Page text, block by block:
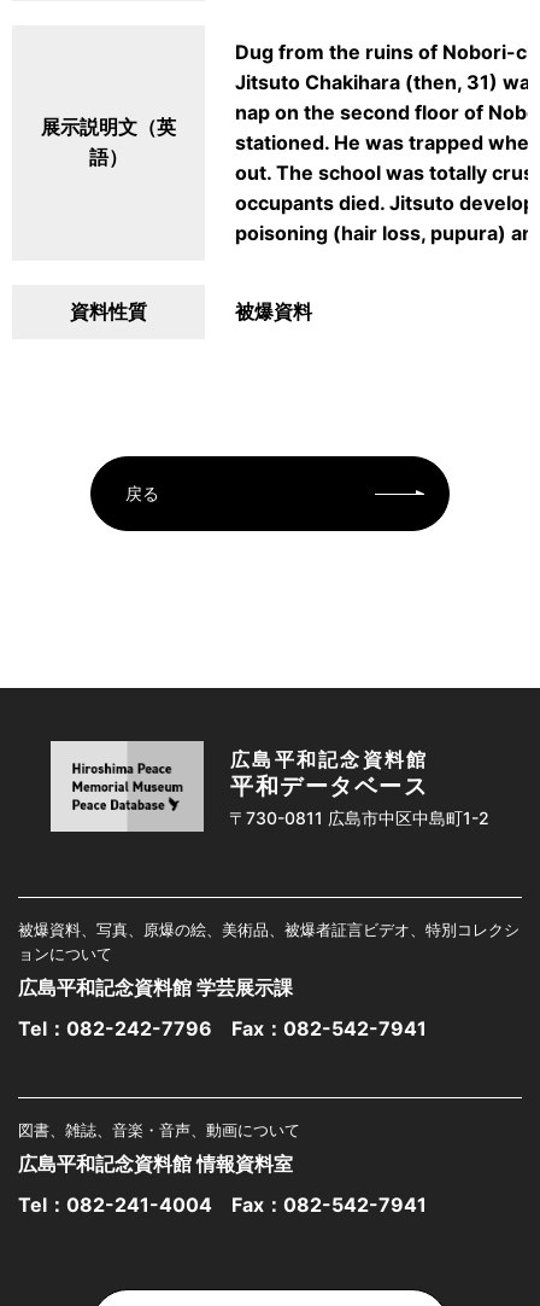
展示説明文（英
語）
Dug from the ruins of Nobori-
Jitsuto Chakihara (then, 31)
nap on the second floor of
stationed. He was trapped
out. The school was totally
occupants died. Jitsuto
poisoning (hair loss, pupura)
資料性質 被爆資料
戻る
広島平和記念資料館
平和データベース
〒730-0811 広島市中区中島町1-2
被爆資料、写真、原爆の絵、美術品、被爆者証言ビデオ、特別コレクシ
ョンについて
広島平和記念資料館 学芸展示課
Tel： 082-242-7796 Fax：082-542-7941
図書、雑誌、音楽・音声、動画について
広島平和記念資料館 情報資料室
Tel： 082-241-4004 Fax：082-542-7941